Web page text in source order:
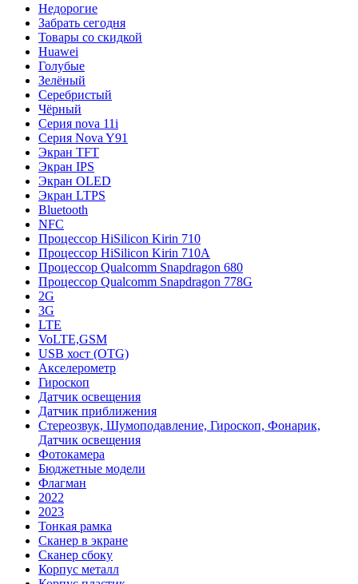
Недорогие
Забрать сегодня
Товары со скидкой
Huawei
Голубые
Зелёный
Серебристый
Чёрный
Cерия nova 11i
Cерия Nova Y91
Экран TFT
Экран IPS
Экран OLED
Экран LTPS
Bluetooth
NFC
Процессор HiSilicon Kirin 710
Процессор HiSilicon Kirin 710A
Процессор Qualcomm Snapdragon 680
Процессор Qualcomm Snapdragon 778G
2G
3G
LTE
VoLTE,GSM
USB хост (OTG)
Акселерометр
Гироскоп
Датчик освещения
Датчик приближения
Стереозвук, Шумоподавление, Гироскоп, Фонарик,
Датчик освещения
Фотокамера
Бюджетные модели
Флагман
2022
2023
Тонкая рамка
Сканер в экране
Сканер сбоку
Корпус металл